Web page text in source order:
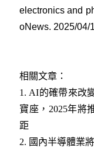
electronics and
oNews. 2025/04/
相關文章：
1. AI的確帶來改
寶座，2025年將
距
2. 國內半導體業